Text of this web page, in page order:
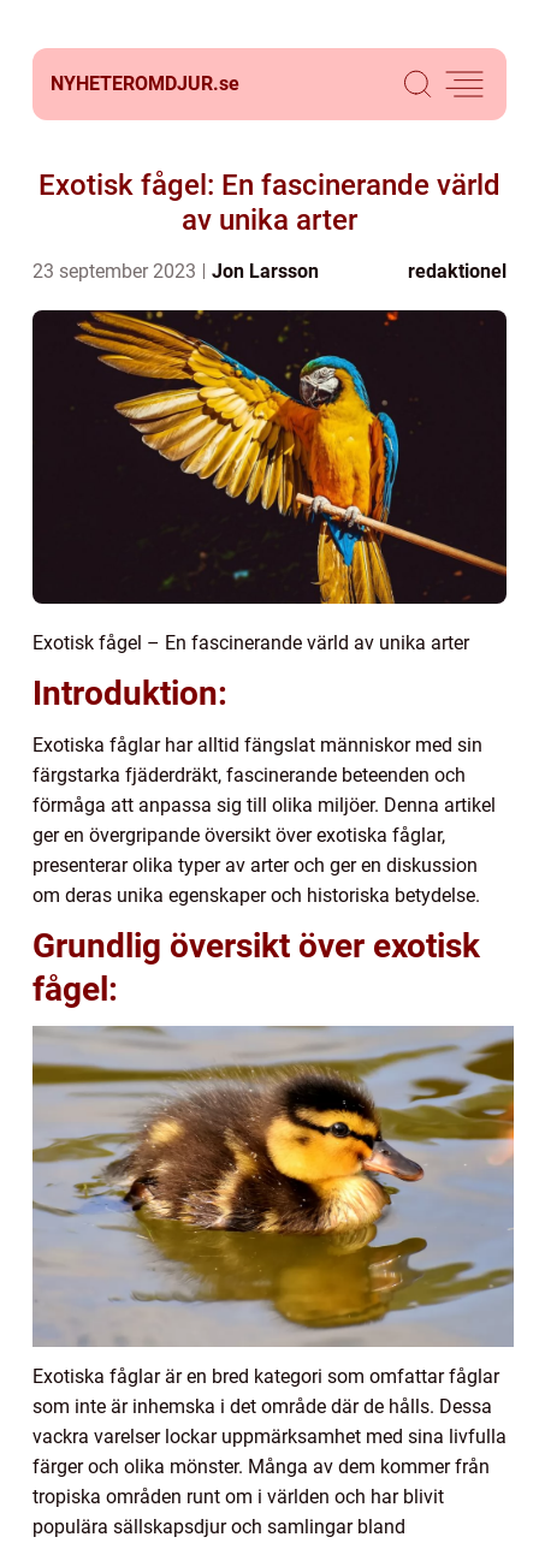
NYHETEROMDJUR.se
Exotisk fågel: En fascinerande värld
av unika arter
23 september 2023 Jon Larsson redaktionel
Exotisk fågel – En fascinerande värld av unika arter
Introduktion:
Exotiska fåglar har alltid fängslat människor med sin
färgstarka fjäderdräkt, fascinerande beteenden och
förmåga att anpassa sig till olika miljöer. Denna artikel
ger en övergripande översikt över exotiska fåglar,
presenterar olika typer av arter och ger en diskussion
om deras unika egenskaper och historiska betydelse.
Grundlig översikt över exotisk
fågel:
Exotiska fåglar är en bred kategori som omfattar fåglar
som inte är inhemska i det område där de hålls. Dessa
vackra varelser lockar uppmärksamhet med sina livfulla
färger och olika mönster. Många av dem kommer från
tropiska områden runt om i världen och har blivit
populära sällskapsdjur och samlingar bland